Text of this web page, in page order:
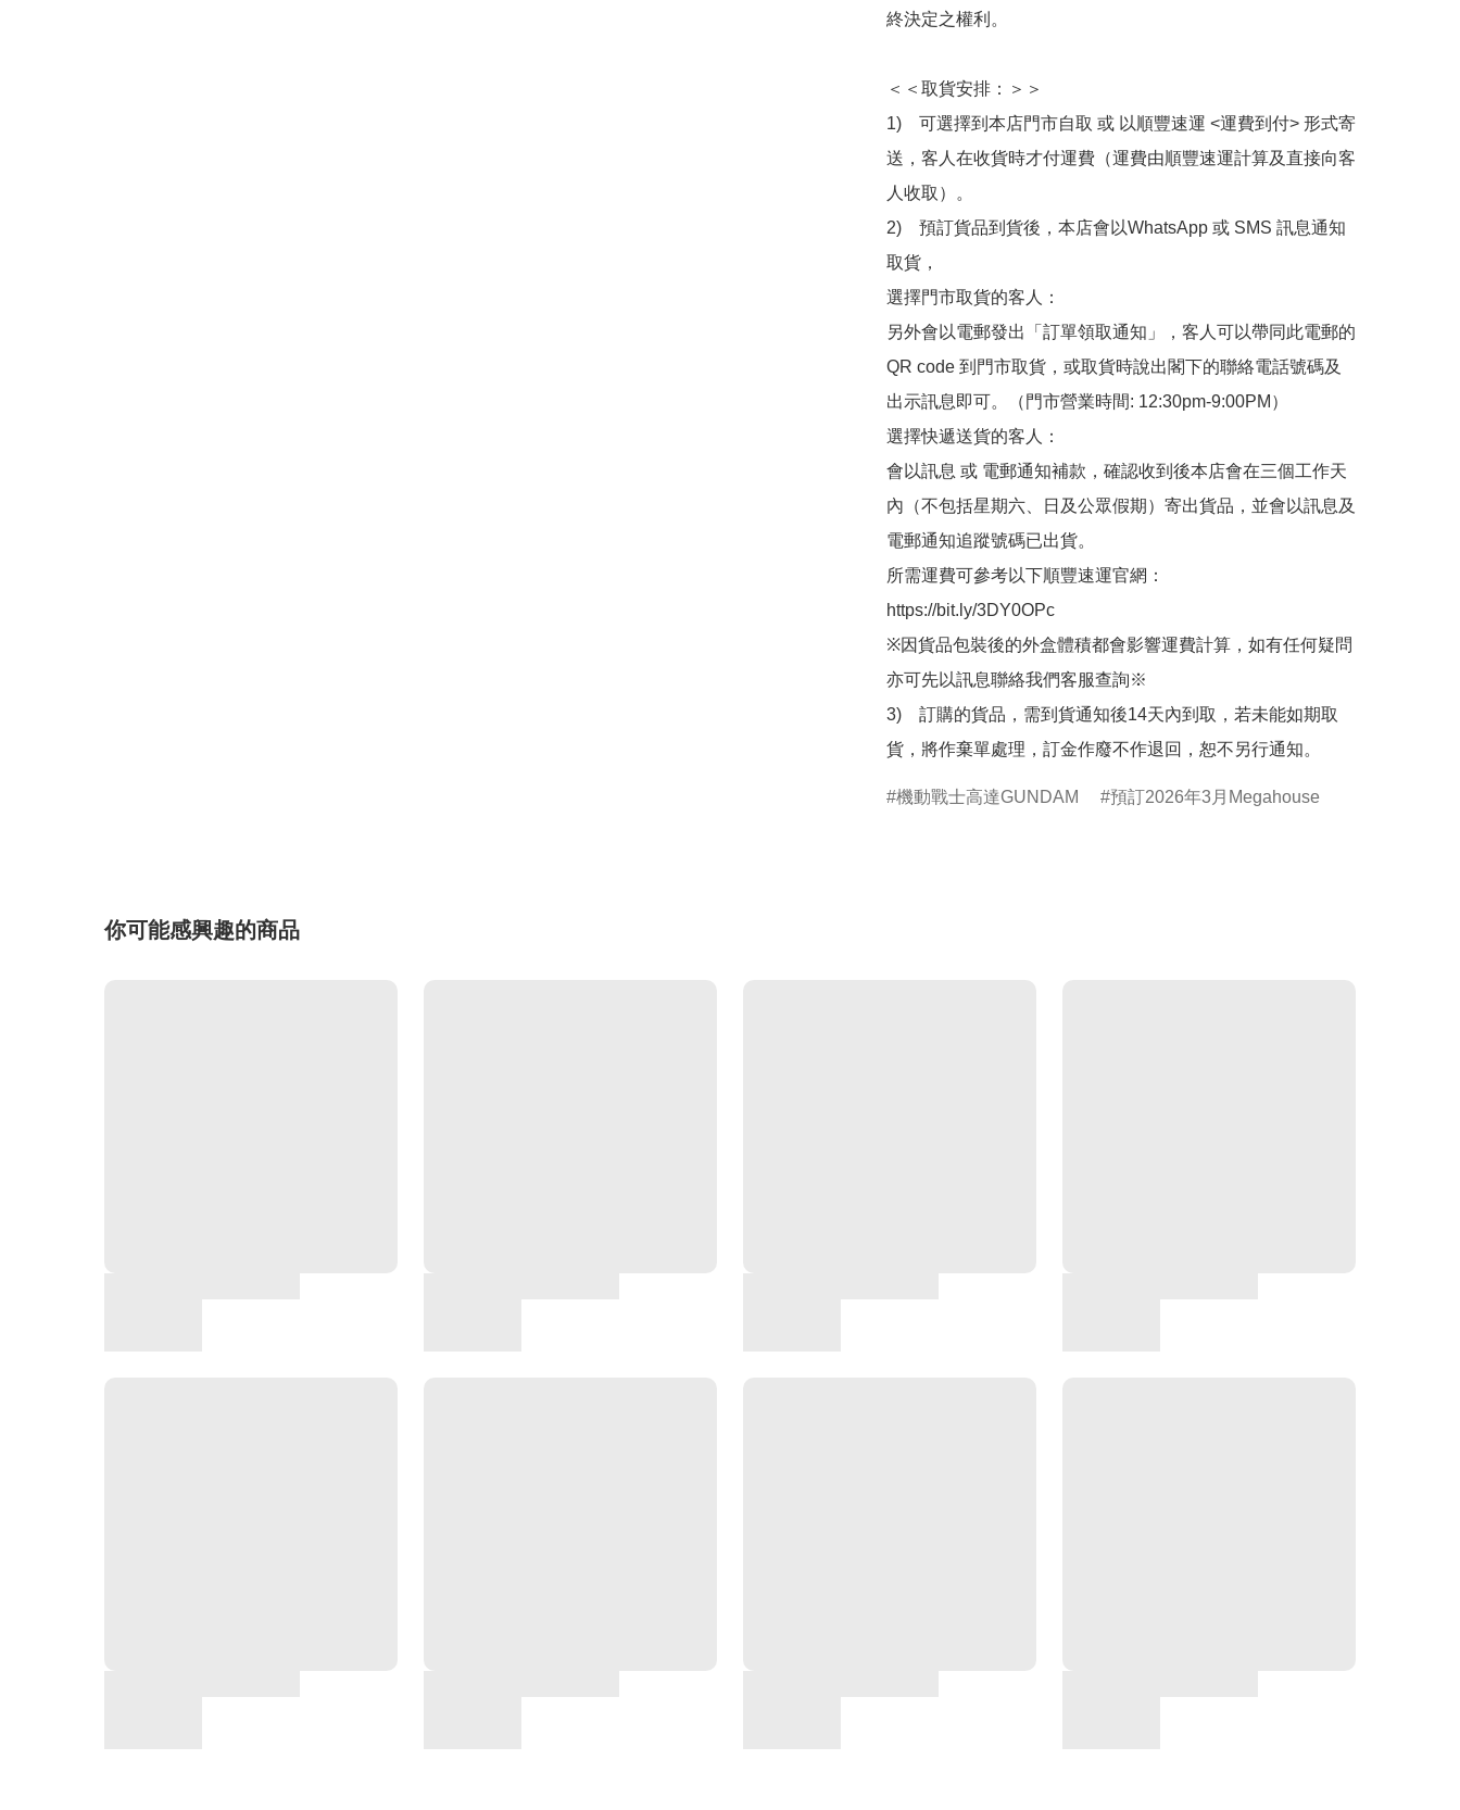
終決定之權利。
＜＜取貨安排：＞＞
1)　可選擇到本店門市自取 或 以順豐速運 <運費到付> 形式寄
送，客人在收貨時才付運費（運費由順豐速運計算及直接向客
人收取）。
2)　預訂貨品到貨後，本店會以WhatsApp 或 SMS 訊息通知
取貨，
選擇門市取貨的客人：
另外會以電郵發出「訂單領取通知」，客人可以帶同此電郵的
QR code 到門市取貨，或取貨時說出閣下的聯絡電話號碼及
出示訊息即可。（門市營業時間: 12:30pm-9:00PM）
選擇快遞送貨的客人：
會以訊息 或 電郵通知補款，確認收到後本店會在三個工作天
內（不包括星期六、日及公眾假期）寄出貨品，並會以訊息及
電郵通知追蹤號碼已出貨。
所需運費可參考以下順豐速運官網：
https://bit.ly/3DY0OPc
※因貨品包裝後的外盒體積都會影響運費計算，如有任何疑問
亦可先以訊息聯絡我們客服查詢※
3)　訂購的貨品，需到貨通知後14天內到取，若未能如期取
貨，將作棄單處理，訂金作廢不作退回，恕不另行通知。
機動戰士高達GUNDAM 預訂2026年3月Megahouse
你可能感興趣的商品